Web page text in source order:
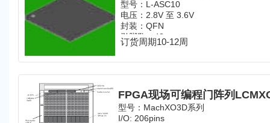
型号：L-ASC10
电压：2.8V 至 3.6V
封装：QFN
引脚数：48
订货周期10-12周
型号： MachXO3D系列
I/O: 206pins